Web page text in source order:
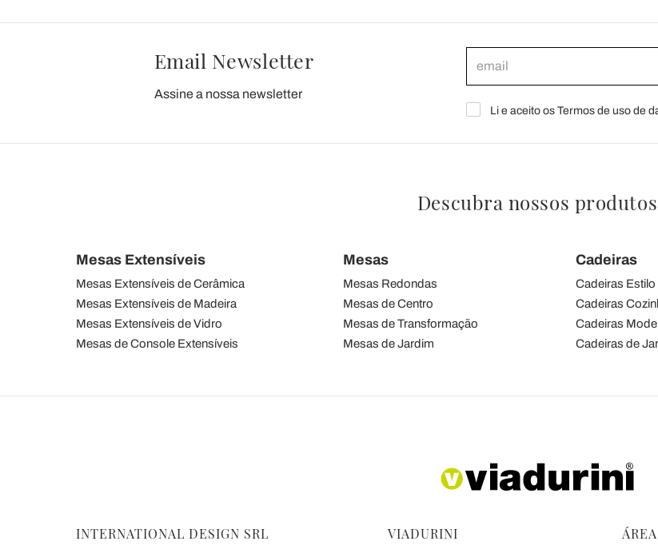
Email Newsletter
Assine a nossa newsletter
Li e aceito os Termos de uso de
Descubra nossos produtos
Mesas Extensíveis
Mesas Extensíveis de Cerâmica
Mesas Extensíveis de Madeira
Mesas Extensíveis de Vidro
Mesas de Console Extensíveis
Mesas
Mesas Redondas
Mesas de Centro
Mesas de Transformação
Mesas de Jardim
Cadeiras
Cadeiras
Cadeiras
Cadeiras
Cadeiras de
INTERNATIONAL DESIGN SRL VIADURINI